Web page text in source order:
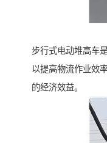
步行式电动堆高车
以提高物流作业效
的经济效益。